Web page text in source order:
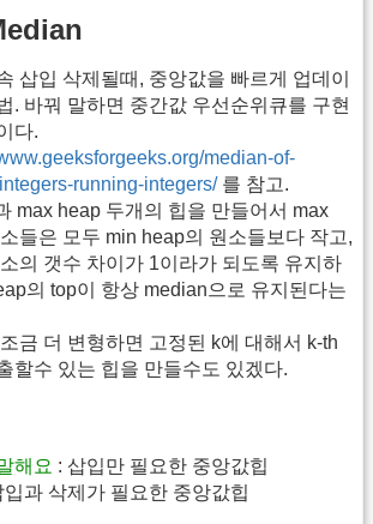
삽입 삭제될때, 중앙값을 빠르게 업데이
. 바꿔 말하면 중간값 우선순위큐를 구현
다.
median-of-
running-integers/를 참고.
max heap 두개의 힙을 만들어서 max
들은 모두 min heap의 원소들보다 작고,
의 갯수 차이가 1이라가 되도록 유지하
의 top이 항상 median으로 유지된다는
금 더 변형하면 고정된 k에 대해서 k-th
할수 있는 힙을 만들수도 있겠다.
해요 : 삽입만 필요한 중앙값힙
입과 삭제가 필요한 중앙값힙